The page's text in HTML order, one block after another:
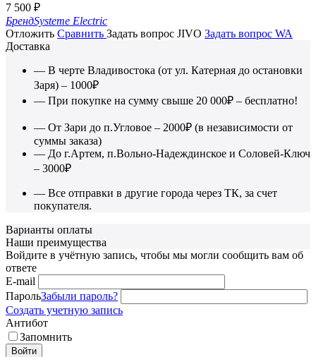
7 500 ₽
БрендSysteme Electric
Отложить Сравнить Задать вопрос JIVO Задать вопрос WA
Доставка
— В черте Владивостока (от ул. Катерная до остановки
Заря) – 1000₽
— При покупке на сумму свыше 20 000₽ – бесплатно!
— От Зари до п.Угловое – 2000₽ (в независимости от
суммы заказа)
— До г.Артем, п.Вольно-Надеждинское и Соловей-Ключ
– 3000₽
— Все отправки в другие города через ТК, за счет
покупателя.
Варианты оплаты
Наши преимущества
Войдите в учётную запись, чтобы мы могли сообщить вам об
ответе
E-mail
ПарольЗабыли пароль?
Создать учетную запись
Антибот
Запомнить
Войти